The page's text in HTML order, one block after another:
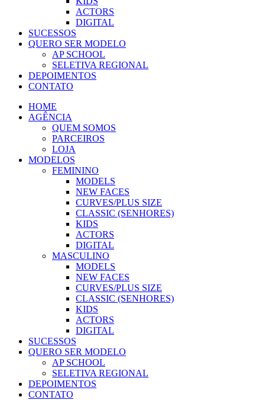
ACTORS
DIGITAL
SUCESSOS
QUERO SER MODELO
AP SCHOOL
SELETIVA REGIONAL
DEPOIMENTOS
CONTATO
HOME
AGÊNCIA
QUEM SOMOS
PARCEIROS
LOJA
MODELOS
FEMININO
MODELS
NEW FACES
CURVES/PLUS SIZE
CLASSIC (SENHORES)
KIDS
ACTORS
DIGITAL
MASCULINO
MODELS
NEW FACES
CURVES/PLUS SIZE
CLASSIC (SENHORES)
KIDS
ACTORS
DIGITAL
SUCESSOS
QUERO SER MODELO
AP SCHOOL
SELETIVA REGIONAL
DEPOIMENTOS
CONTATO